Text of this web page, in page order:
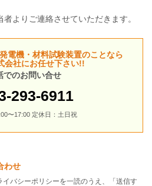
よりご連絡させていただきます。
電機・材料試験装置のことなら
会社にお任せ下さい!!
でのお問い合せ
293-6911
〜17:00 定休日：土日祝
わせ
イバシーポリシーを一読のうえ、「送信す